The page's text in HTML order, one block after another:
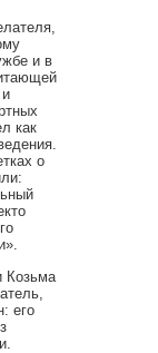
и в
как
о
Козьма
его